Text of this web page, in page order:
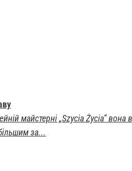
майстерні „Szycia Życia” вона
за...